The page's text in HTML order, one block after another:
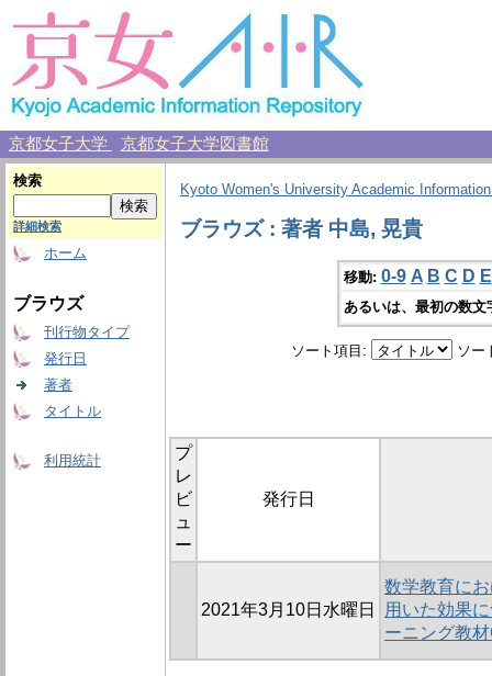
京都女子大学 京都女子大学図書館
検索
詳細検索
ホーム
ブラウズ
刊行物タイプ
発行日
著者
タイトル
利用統計
Kyoto Women's University Academic
ブラウズ : 著者 中島, 晃貴
移動: 0-9 A B C D E
あるいは、最初の数
ソート項目: ソー
プ
レ
ビ
ュ
ー
発行日
2021年3月10日水曜日
数学教育に
用いた効果
ーニング教